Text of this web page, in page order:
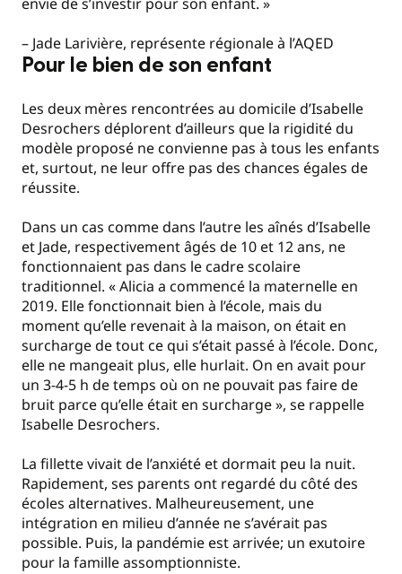
– Jade Larivière, représente régionale à l’AQED
Pour le bien de son enfant
Les deux mères rencontrées au domicile d’Isabelle
Desrochers déplorent d’ailleurs que la rigidité du
modèle proposé ne convienne pas à tous les enfants
et, surtout, ne leur offre pas des chances égales de
réussite.
Dans un cas comme dans l’autre les aînés d’Isabelle
et Jade, respectivement âgés de 10 et 12 ans, ne
fonctionnaient pas dans le cadre scolaire
traditionnel. « Alicia a commencé la maternelle en
2019. Elle fonctionnait bien à l’école, mais du
moment qu’elle revenait à la maison, on était en
surcharge de tout ce qui s’était passé à l’école. Donc,
elle ne mangeait plus, elle hurlait. On en avait pour
un 3-4-5 h de temps où on ne pouvait pas faire de
bruit parce qu’elle était en surcharge », se rappelle
Isabelle Desrochers.
La fillette vivait de l’anxiété et dormait peu la nuit.
Rapidement, ses parents ont regardé du côté des
écoles alternatives. Malheureusement, une
intégration en milieu d’année ne s’avérait pas
possible. Puis, la pandémie est arrivée; un exutoire
pour la famille assomptionniste.